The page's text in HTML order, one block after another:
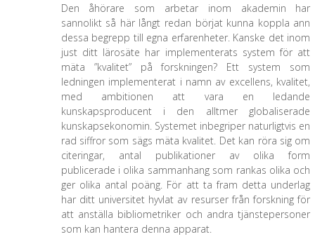
Den åhörare som arbetar inom akademin har
sannolikt så här långt redan börjat kunna koppla ann
dessa begrepp till egna erfarenheter. Kanske det inom
just ditt lärosäte har implementerats system för att
mäta ”kvalitet” på forskningen? Ett system som
ledningen implementerat i namn av excellens, kvalitet,
med ambitionen att vara en ledande
kunskapsproducent i den alltmer globaliserade
kunskapsekonomin. Systemet inbegriper naturligtvis en
rad siffror som sägs mäta kvalitet. Det kan röra sig om
citeringar, antal publikationer av olika form
publicerade i olika sammanhang som rankas olika och
ger olika antal poäng. För att ta fram detta underlag
har ditt universitet hyvlat av resurser från forskning för
att anställa bibliometriker och andra tjänstepersoner
som kan hantera denna apparat.